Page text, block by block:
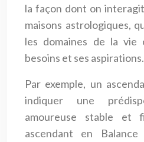
la façon dont on
maisons astrologiques,
les domaines de la vie
besoins et ses aspirations.
Par exemple, un
indiquer une
amoureuse stable et
ascendant en